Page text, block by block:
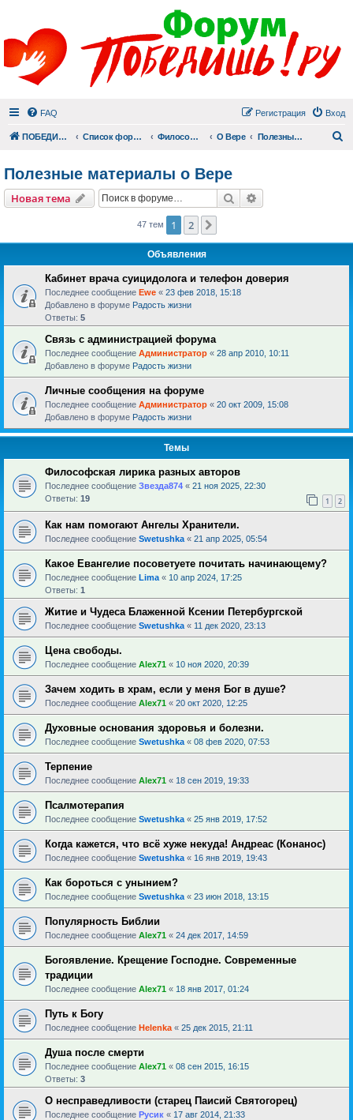
FAQ Вход
Регистрация
ПОБЕДИШЬ.РУ Список форумов Философский раздел О Вере Полезные материалы о Вере
Полезные материалы о Вере
Новая тема Поиск
47 тем 1 2
Объявления
Кабинет врача суицидолога и телефон доверия
Последнее сообщение Ewe « 23 фев 2018, 15:18
Добавлено в форуме Радость жизни
Ответы: 5
Связь с администрацией форума
Последнее сообщение Администратор « 28 апр 2010, 10:11
Добавлено в форуме Радость жизни
Личные сообщения на форуме
Последнее сообщение Администратор « 20 окт 2009, 15:08
Добавлено в форуме Радость жизни
Темы
Философская лирика разных авторов
Последнее сообщение Звезда874 « 21 ноя 2025, 22:30
Ответы: 19 1 2
Как нам помогают Ангелы Хранители.
Последнее сообщение Swetushka « 21 апр 2025, 05:54
Какое Евангелие посоветуете почитать начинающему?
Последнее сообщение Lima « 10 апр 2024, 17:25
Ответы: 1
Житие и Чудеса Блаженной Ксении Петербургской
Последнее сообщение Swetushka « 11 дек 2020, 23:13
Цена свободы.
Последнее сообщение Alex71 « 10 ноя 2020, 20:39
Зачем ходить в храм, если у меня Бог в душе?
Последнее сообщение Alex71 « 20 окт 2020, 12:25
Духовные основания здоровья и болезни.
Последнее сообщение Swetushka « 08 фев 2020, 07:53
Терпение
Последнее сообщение Alex71 « 18 сен 2019, 19:33
Псалмотерапия
Последнее сообщение Swetushka « 25 янв 2019, 17:52
Когда кажется, что всё хуже некуда! Андреас (Конанос)
Последнее сообщение Swetushka « 16 янв 2019, 19:43
Как бороться с унынием?
Последнее сообщение Swetushka « 23 июн 2018, 13:15
Популярность Библии
Последнее сообщение Alex71 « 24 дек 2017, 14:59
Богоявление. Крещение Господне. Современные
традиции
Последнее сообщение Alex71 « 18 янв 2017, 01:24
Путь к Богу
Последнее сообщение Helenka « 25 дек 2015, 21:11
Душа после смерти
Последнее сообщение Alex71 « 08 сен 2015, 16:15
Ответы: 3
О несправедливости (старец Паисий Святогорец)
Последнее сообщение Русик « 17 авг 2014, 21:33